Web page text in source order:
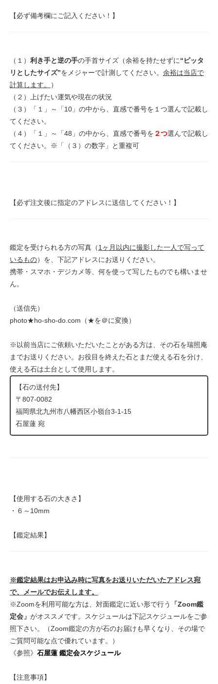
【必ず備考欄にご記入ください！】
（１） 利き手と逆の手の手首サイズ（余裕を持たせずに“ピッタ
リとしたサイズ”をメジャーで計測してください。 余裕は当店で
計算します。
）
（２）上げたい運気や現在の状況
（３）「１」～「10」の中から、直感で番号を１つ選んで記載し
てください。
（４）「１」～「48」の中から、直感で番号を ２つ選んで記載し
てください。※「（３）の数字」と重複可
【必ず注文後に指定のアドレスに送信してください！】
鑑定を受けられる方の写真（1ヶ月以内に撮影した一人で写って
いるもの）を、下記アドレスにお送りください。
携帯・スマホ・デジカメ等、何を使って写したものでも構いませ
ん。
（送信先）
photo★ho-sho-do.com（★を＠に変換）
※以前当店にご依頼いただいたことがある方は、その石を瑞照庵
までお送りください。お役目を終えた石とまだ使える石を分け、
使える石は土台として使用します。
【石の送付先】
〒807-0082
福岡県北九州市八幡西区小嶺台3-1-15
石屋蓮 宛
【使用する石の大きさ】
・６～10mm
【鑑定結果】
※鑑定結果はお申込み時に写真をお送りいただいたアドレス宛
で、メールでお伝えします。
※Zoomを利用可能な方は、対面鑑定に近い形で行う
「Zoom鑑
定会」 がオススメです。スケジュールは下記スケジュールをご参
照下さい。（Zoom鑑定の方が石のお届けも早くなり、その場で
ご質問可能な点で優れています。）
《参照》 石屋蓮 鑑定会スケジュール
【注意事項】